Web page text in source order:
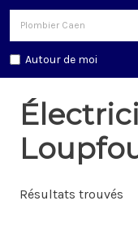
Autour de moi
Résultats trouvés